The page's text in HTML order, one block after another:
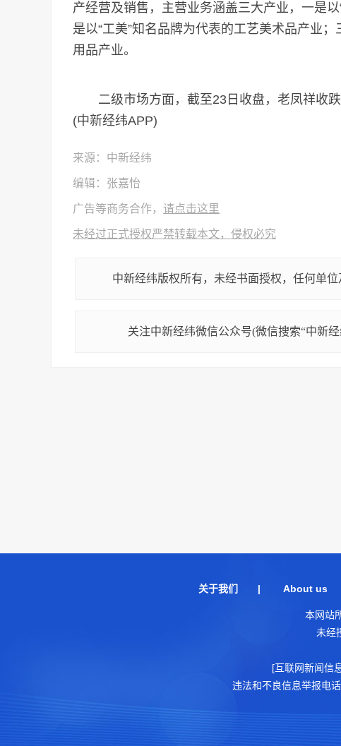
产经营及销售，主营业务涵盖三大产业，一是
是以“工美”知名品牌为代表的工艺美术品产业
用品产业。
二级市场方面，截至23日收盘，老凤祥收跌
(中新经纬APP)
来源：中新经纬
编辑：张嘉怡
广告等商务合作， 请点击这里
未经过正式授权严禁转载本文，侵权必究
中新经纬版权所有，未经书面授权，任何单
关注中新经纬微信公众号(微信搜索“中新
关于我们 | About us
本网站
未经
[互联网新闻信
违法和不良信息举报电